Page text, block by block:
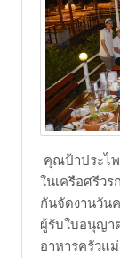
คุณป้าประไ
ในเครือศรีว
กันจัดงานวัน
ผู้รับใบอนุญา
อาหารครัวแ